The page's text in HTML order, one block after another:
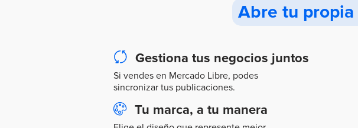
Abre tu
Gestiona tus negocios juntos
Si vendes en Mercado Libre, podes
sincronizar tus publicaciones.
Tu marca, a tu manera